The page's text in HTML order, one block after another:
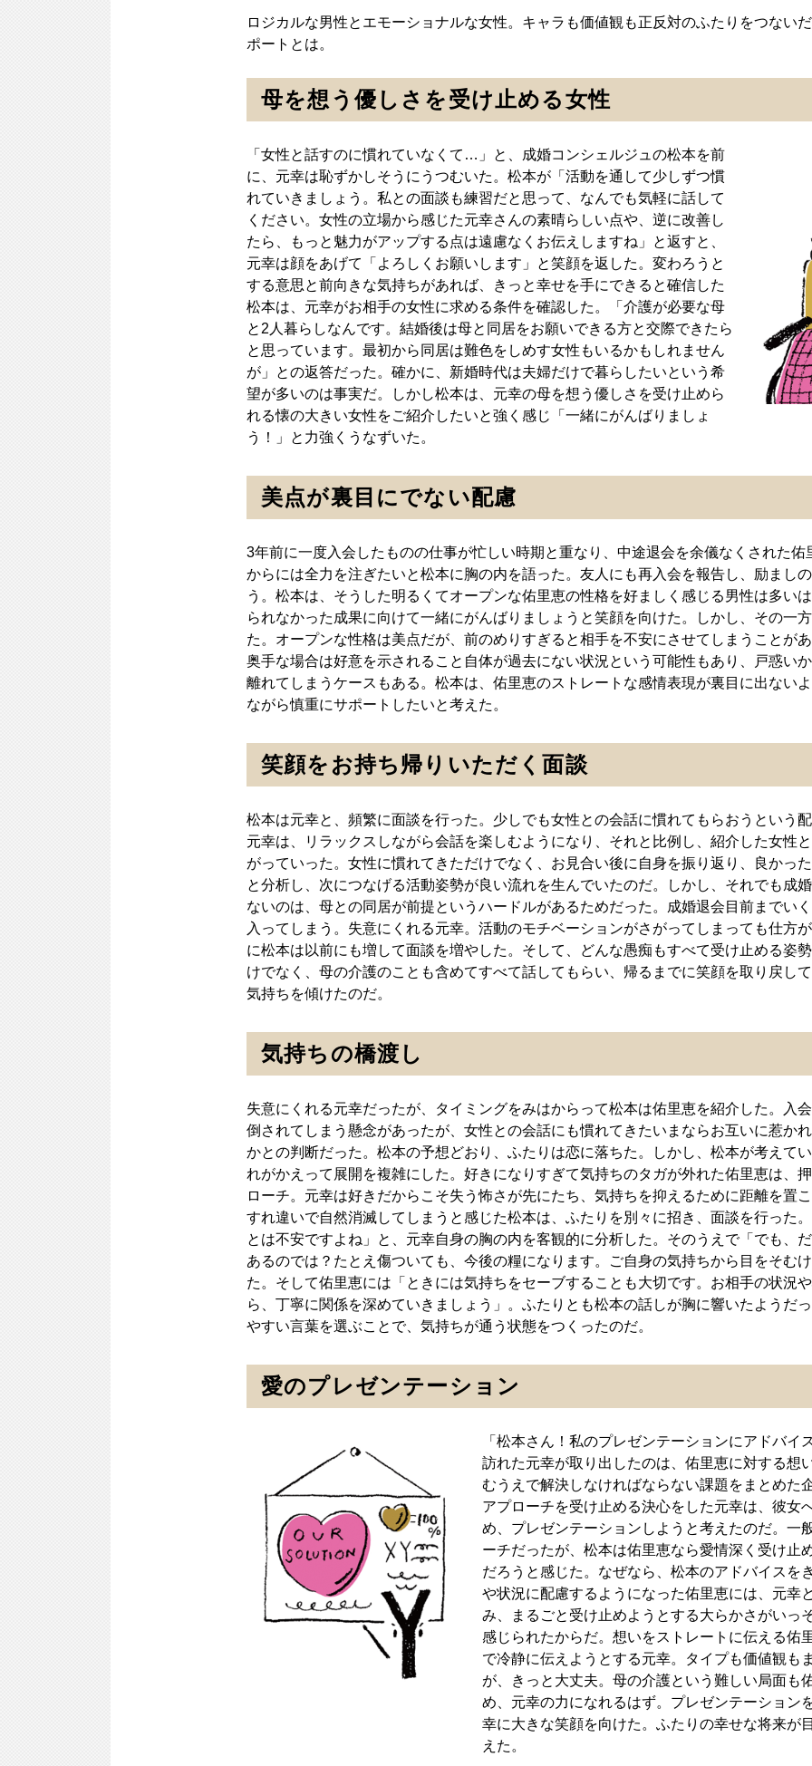
ロジカルな男性とエモーショナルな女性。キャラも価値観も正反対のふたりをつない
ポートとは。
母を想う優しさを受け止める女性
「女性と話すのに慣れていなくて…」と、成婚コンシェルジュの松本を前
に、元幸は恥ずかしそうにうつむいた。松本が「活動を通して少しずつ慣
れていきましょう。私との面談も練習だと思って、なんでも気軽に話して
ください。女性の立場から感じた元幸さんの素晴らしい点や、逆に改善し
たら、もっと魅力がアップする点は遠慮なくお伝えしますね」と返すと、
元幸は顔をあげて「よろしくお願いします」と笑顔を返した。変わろうと
する意思と前向きな気持ちがあれば、きっと幸せを手にできると確信した
松本は、元幸がお相手の女性に求める条件を確認した。「介護が必要な母
と2人暮らしなんです。結婚後は母と同居をお願いできる方と交際できたら
と思っています。最初から同居は難色をしめす女性もいるかもしれません
が」との返答だった。確かに、新婚時代は夫婦だけで暮らしたいという希
望が多いのは事実だ。しかし松本は、元幸の母を想う優しさを受け止めら
れる懐の大きい女性をご紹介したいと強く感じ「一緒にがんばりましょ
う！」と力強くうなずいた。
美点が裏目にでない配慮
3年前に一度入会したものの仕事が忙しい時期と重なり、中途退会を余儀なくされた佑
からには全力を注ぎたいと松本に胸の内を語った。友人にも再入会を報告し、励まし
う。松本は、そうした明るくてオープンな佑里恵の性格を好ましく感じる男性は多い
られなかった成果に向けて一緒にがんばりましょうと笑顔を向けた。しかし、その一
た。オープンな性格は美点だが、前のめりすぎると相手を不安にさせてしまうことが
奥手な場合は好意を示されること自体が過去にない状況という可能性もあり、戸惑い
離れてしまうケースもある。松本は、佑里恵のストレートな感情表現が裏目に出ない
ながら慎重にサポートしたいと考えた。
笑顔をお持ち帰りいただく面談
松本は元幸と、頻繁に面談を行った。少しでも女性との会話に慣れてもらおうという
元幸は、リラックスしながら会話を楽しむようになり、それと比例し、紹介した女性
がっていった。女性に慣れてきただけでなく、お見合い後に自身を振り返り、良かっ
と分析し、次につなげる活動姿勢が良い流れを生んでいたのだ。しかし、それでも成
ないのは、母との同居が前提というハードルがあるためだった。成婚退会目前までい
入ってしまう。失意にくれる元幸。活動のモチベーションがさがってしまっても仕方
に松本は以前にも増して面談を増やした。そして、どんな愚痴もすべて受け止める姿
けでなく、母の介護のことも含めてすべて話してもらい、帰るまでに笑顔を取り戻し
気持ちを傾けたのだ。
気持ちの橋渡し
失意にくれる元幸だったが、タイミングをみはからって松本は佑里恵を紹介した。入
倒されてしまう懸念があったが、女性との会話にも慣れてきたいまならお互いに惹か
かとの判断だった。松本の予想どおり、ふたりは恋に落ちた。しかし、松本が考えて
れがかえって展開を複雑にした。好きになりすぎて気持ちのタガが外れた佑里恵は、
ローチ。元幸は好きだからこそ失う怖さが先にたち、気持ちを抑えるために距離を置
すれ違いで自然消滅してしまうと感じた松本は、ふたりを別々に招き、面談を行った
とは不安ですよね」と、元幸自身の胸の内を客観的に分析した。そのうえで「でも、
あるのでは？たとえ傷ついても、今後の糧になります。ご自身の気持ちから目をそむ
た。そして佑里恵には「ときには気持ちをセーブすることも大切です。お相手の状況
ら、丁寧に関係を深めていきましょう」。ふたりとも松本の話しが胸に響いたようだ
やすい言葉を選ぶことで、気持ちが通う状態をつくったのだ。
愛のプレゼンテーション
「松本さん！私のプレゼンテーションにアドバイ
訪れた元幸が取り出したのは、佑里恵に対する想
むうえで解決しなければならない課題をまとめた
アプローチを受け止める決心をした元幸は、彼女
め、プレゼンテーションしようと考えたのだ。一
ーチだったが、松本は佑里恵なら愛情深く受け止
だろうと感じた。なぜなら、松本のアドバイスを
や状況に配慮するようになった佑里恵には、元幸
み、まるごと受け止めようとする大らかさがいっ
感じられたからだ。想いをストレートに伝える佑
で冷静に伝えようとする元幸。タイプも価値観も
が、きっと大丈夫。母の介護という難しい局面も
め、元幸の力になれるはず。プレゼンテーション
幸に大きな笑顔を向けた。ふたりの幸せな将来が
えた。